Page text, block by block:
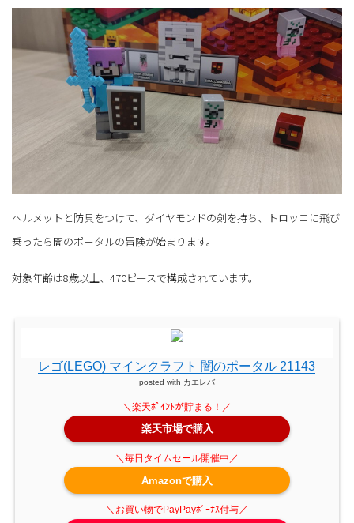
ヘルメットと防具をつけて、ダイヤモンドの剣を持ち、トロッコに飛び
乗ったら闇のポータルの冒険が始まります。
対象年齢は8歳以上、470ピースで構成されています。
レゴ(LEGO) マインクラフト 闇のポータル 21143
posted with カエレバ
楽天市場で購入
Amazonで購入